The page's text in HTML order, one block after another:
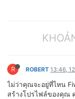
R ROBERT 13:46,
ไม่ว่าคุณจะอยู่ที่ไหน
สร้างโปรไฟล์ของคุณ